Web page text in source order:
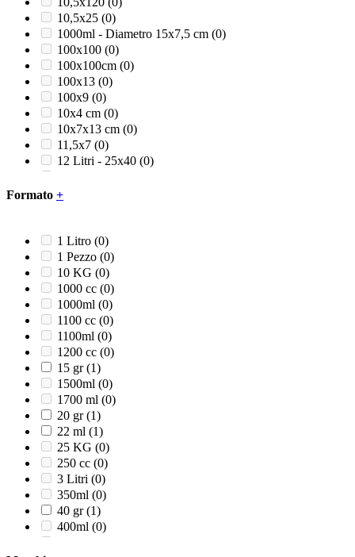
Verde(0)
Verde acqua(0)
Verde foglia
Verde lime(0)
10,5x25 (0)
1000ml - Diametro 15x7,5 cm (0)
100x100 (0)
100x100cm (0)
100x13 (0)
100x9 (0)
10x4 cm (0)
10x7x13 cm (0)
11,5x7 (0)
12 Litri - 25x40 (0)
120 Litri
12x28 (0)
12x45(0)
12x60 (0)
13,5x13,5x10 cm
130 cm (0)
130 gr(0)
132 x 117 x H 38
140 cm (0)
140 x 106 x H 40
145 cm (0)
14x33(0)
14x34(0)
14x36(0)
14x7x4,2(0)
15 Litri(0)
15,3x22,9x5h
15,4x10,5
150 cm(0)
150-300 cm - Diametro 25-21 mm
Formato +
1 Litro (0)
1 Pezzo (0)
10 KG (0)
1000 cc (0)
1000ml (0)
1100 cc (0)
1100ml (0)
1200 cc (0)
15 gr(1)
1500ml (0)
1700 ml (0)
20 gr(1)
22 ml (1)
25 KG (0)
250 cc (0)
3 Litri (0)
350ml (0)
40 gr(1)
400ml (0)